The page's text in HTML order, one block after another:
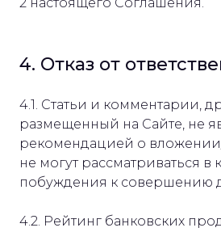
4. Отказ от
4.1. Статьи и комментарии,
размещенный на Сайте, не
рекомендацией о
не могут рассматриваться в
побуждения к совершению
4.2. Рейтинг банковских